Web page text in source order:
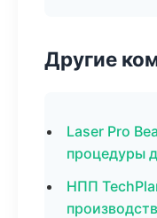
Другие
Laser Pro
процедуры
НПП